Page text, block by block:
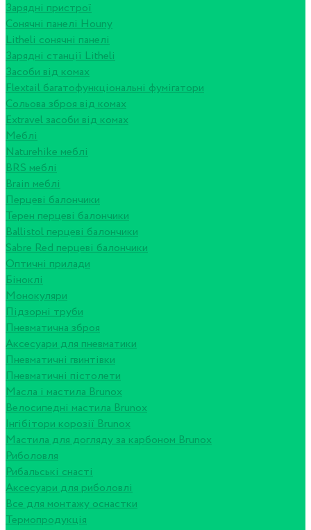
Зарядні пристрої
Сонячні панелі Houny
Litheli сонячні панелі
Зарядні станції Litheli
Засоби від комах
Flextail багатофункціональні фумігатори
Сольова зброя від комах
Extravel засоби від комах
Меблі
Naturehike меблі
BRS меблі
Brain меблі
Перцеві балончики
Терен перцеві балончики
Ballistol перцеві балончики
Sabre Red перцеві балончики
Оптичні прилади
Біноклі
Монокуляри
Підзорні труби
Пневматична зброя
Аксесуари для пневматики
Пневматичні гвинтівки
Пневматичні пістолети
Масла і мастила Brunox
Велосипедні мастила Brunox
Інгібітори корозії Brunox
Мастила для догляду за карбоном Brunox
Риболовля
Рибальські снасті
Аксесуари для риболовлі
Все для монтажу оснастки
Термопродукція